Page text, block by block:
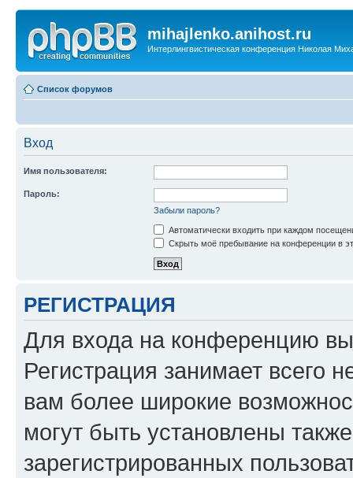
mihajlenko.anihost.ru
Интерлингвистическая конференция Николая
Список форумов
Вход
Имя пользователя:
Пароль:
Забыли пароль?
Автоматически входить при каждом
Скрыть моё пребывание на конференции в
РЕГИСТРАЦИЯ
Для входа на конференцию
Регистрация занимает всего
вам более широкие
могут быть установлены
зарегистрированных